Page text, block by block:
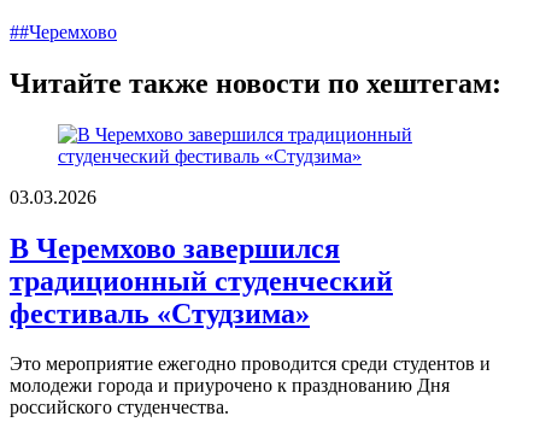
##Черемхово
Читайте также новости по хештегам:
03.03.2026
В Черемхово завершился
традиционный студенческий
фестиваль «Студзима»
Это мероприятие ежегодно проводится среди студентов и
молодежи города и приурочено к празднованию Дня
российского студенчества.